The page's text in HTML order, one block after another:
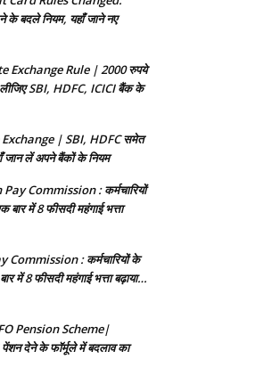
के बदले नियम, यहाँ जाने नए
Exchange Rule | 2000 रुपये
SBI, HDFC, ICICI बैंक के
| SBI, HDFC समेत
जान लें अपने बैंकों के नियम
Pay Commission : कर्मचारियों
में 8 फीसदी महंगाई भत्ता
Commission : कर्मचारियों के
में 8 फीसदी महंगाई भत्ता बढ़ाया…
Pension Scheme|
देने के फॉर्मूले में बदलाव का